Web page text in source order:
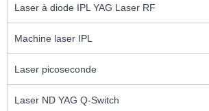
Laser à diode IPL YAG Laser RF
Machine laser IPL
Laser picoseconde
Laser ND YAG Q-Switch